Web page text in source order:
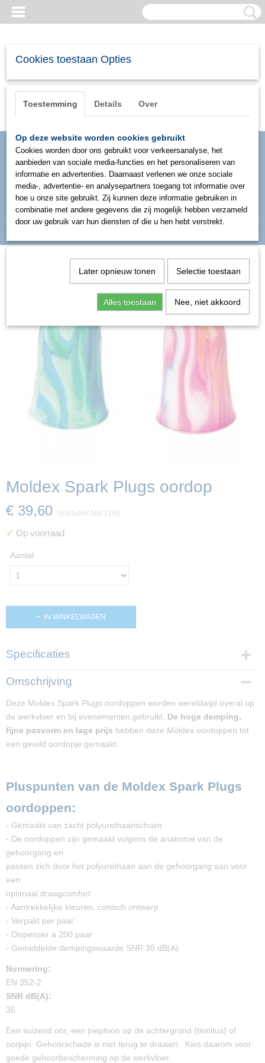
Inloggen Registreren
UW WINKELWAGEN
(0)
Moldex Spark Plugs oordop
€ 39,60 (exclusief btw 21%)
✓ Op voorraad
Aantal
IN WINKELWAGEN
Specificaties
Productcode
Omschrijving
Deze Moldex Spark Plugs oordoppen worden wereldwijd overal op
de werkvloer en bij evenementen gebruikt. De hoge demping,
fijne pasvorm en lage prijs hebben deze Moldex oordoppen tot
een gewild oordopje gemaakt.
Pluspunten van de Moldex Spark Plugs
oordoppen:
- Gemaakt van zacht polyurethaanschuim
- De oordoppen zijn gemaakt volgens de anatomie van de
gehoorgang en
passen zich door het polyurethaan aan de gehoorgang aan voor
een
optimaal draagcomfort
- Aantrekkelijke kleuren, conisch ontwerp
- Verpakt per paar
- Dispenser à 200 paar
- Gemiddelde dempingswaarde SNR 35 dB(A)
Normering:
EN 352-2
SNR dB(A):
35
Een suizend oor, een pieptoon op de achtergrond (tinnitus) of
oorpijn. Gehoorschade is niet terug te draaien. Kies daarom voor
goede gehoorbescherming op de werkvloer.
Cookies toestaan Opties
Toestemming Details Over
Op deze website worden cookies gebruikt
Cookies worden door ons gebruikt voor verkeersanalyse, het
aanbieden van sociale media-functies en het personaliseren van
informatie en advertenties. Daarnaast verlenen we onze sociale
media-, advertentie- en analysepartners toegang tot informatie over
hoe u onze site gebruikt. Zij kunnen deze informatie gebruiken in
combinatie met andere gegevens die zij mogelijk hebben verzameld
door uw gebruik van hun diensten of die u hen hebt verstrekt.
Later opnieuw tonen Selectie toestaan
Alles toestaan Nee, niet akkoord